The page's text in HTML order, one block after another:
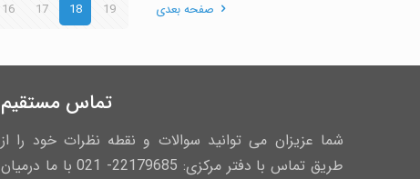
16 17 18 19 صفحه بعدی
تماس مستقیم
شما عزیزان می توانید سوالات و نقطه نظرات خود را از
طریق تماس با دفتر مرکزی: 22179685- 021 با ما درمیان